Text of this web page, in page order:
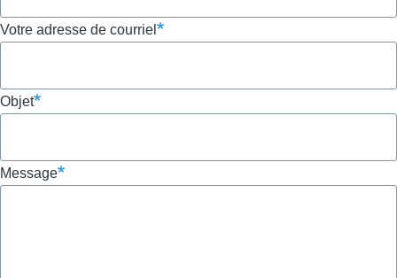
Votre adresse de courriel
Objet
Message